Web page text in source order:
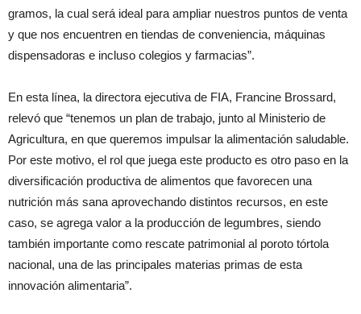
gramos, la cual será ideal para ampliar nuestros puntos de venta
y que nos encuentren en tiendas de conveniencia, máquinas
dispensadoras e incluso colegios y farmacias”.
En esta línea, la directora ejecutiva de FIA, Francine Brossard,
relevó que “tenemos un plan de trabajo, junto al Ministerio de
Agricultura, en que queremos impulsar la alimentación saludable.
Por este motivo, el rol que juega este producto es otro paso en la
diversificación productiva de alimentos que favorecen una
nutrición más sana aprovechando distintos recursos, en este
caso, se agrega valor a la producción de legumbres, siendo
también importante como rescate patrimonial al poroto tórtola
nacional, una de las principales materias primas de esta
innovación alimentaria”.